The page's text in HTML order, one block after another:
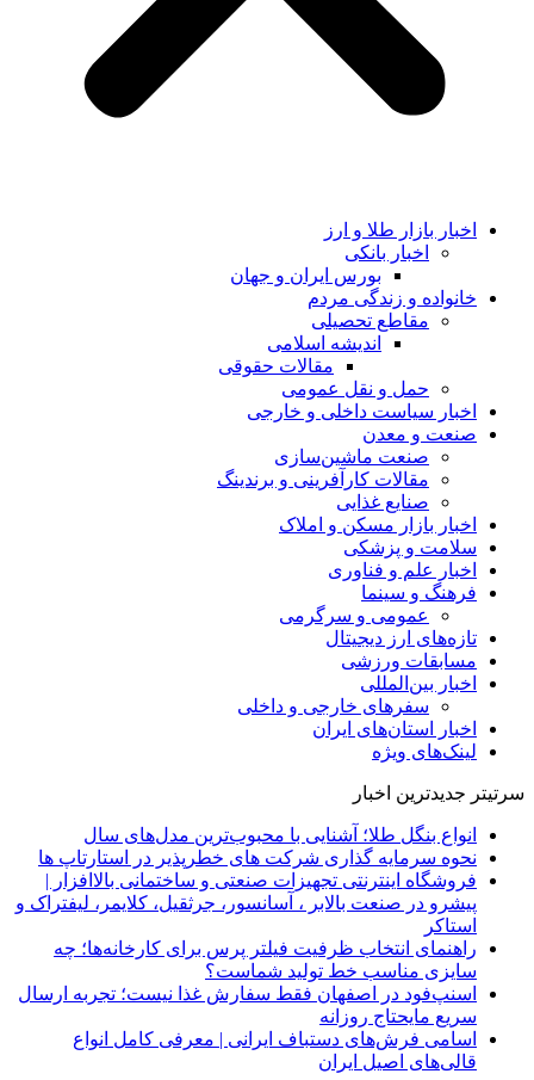
اخبار بازار طلا و ارز
اخبار بانکی
بورس ایران و جهان
خانواده و زندگی مردم
مقاطع تحصیلی
اندیشه اسلامی
مقالات حقوقی
حمل و نقل عمومی
اخبار سیاست داخلی و خارجی
صنعت و معدن
صنعت ماشین‌سازی
مقالات کارآفرینی و برندینگ
صنایع غذایی
اخبار بازار مسکن و املاک
سلامت و پزشکی
اخبار علم و فناوری
فرهنگ و سینما
عمومی و سرگرمی
تازه‌های ارز دیجیتال
مسابقات ورزشی
اخبار بین‌المللی
سفرهای خارجی و داخلی
اخبار استان‌های ایران
لینک‌های ویژه
سرتیتر جدیدترین اخبار
انواع بنگل طلا؛ آشنایی با محبوب‌ترین مدل‌های سال
نحوه سرمایه‌ گذاری شرکت‌ های خطرپذیر در استارتاپ ها
فروشگاه اینترنتی تجهیزات صنعتی و ساختمانی بالاافزار |
پیشرو در صنعت بالابر ، آسانسور، جرثقیل، کلایمر، لیفتراک و
استاکر
راهنمای انتخاب ظرفیت فیلتر پرس برای کارخانه‌ها؛ چه
سایزی مناسب خط تولید شماست؟
اسنپ‌فود در اصفهان فقط سفارش غذا نیست؛ تجربه ارسال
سریع مایحتاج روزانه
اسامی فرش‌های دستباف ایرانی | معرفی کامل انواع
قالی‌های اصیل ایران